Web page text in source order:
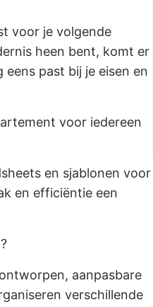
voor je volgende
heen bent, komt er
past bij je eisen en
voor iedereen
en sjablonen voor
en efficiëntie een
aanpasbare
verschillende